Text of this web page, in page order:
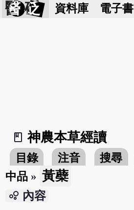
醫 砭 資料庫 電子書
book_2
神農本草經讀
目錄 注音 搜尋
中品 » 黃蘗
bubble_chart 內容